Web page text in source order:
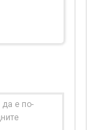
да е по-